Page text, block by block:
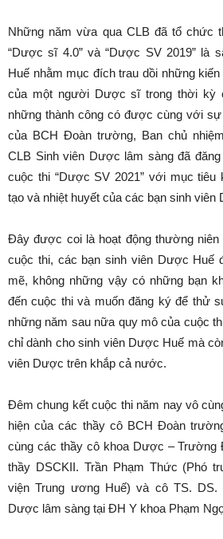
Những năm vừa qua CLB đã tổ chức
“Dược sĩ 4.0” và “Dược SV 2019” là
Huế nhằm mục đích trau dồi những
của một người Dược sĩ trong thời kỳ
những thành công có được cùng với
của BCH Đoàn trường, Ban chủ
CLB Sinh viên Dược lâm sàng đã
cuộc thi “Dược SV 2021” với mục tiêu
tạo và nhiệt huyết của các bạn sinh viên
Đây được coi là hoạt động thường niên
cuộc thi, các bạn sinh viên Dược Huế
mẽ, không những vậy có những bạn
đến cuộc thi và muốn đăng ký để thử
những năm sau nữa quy mô của cuộc
chỉ dành cho sinh viên Dược Huế mà
viên Dược trên khắp cả nước.
Đêm chung kết cuộc thi năm nay vô
hiện của các thầy cô BCH Đoàn
cùng các thầy cô khoa Dược –
thầy DSCKII. Trần Phạm Thức (Phó
viện Trung ương Huế) và cô TS. DS.
Dược lâm sàng tại ĐH Y khoa Phạm